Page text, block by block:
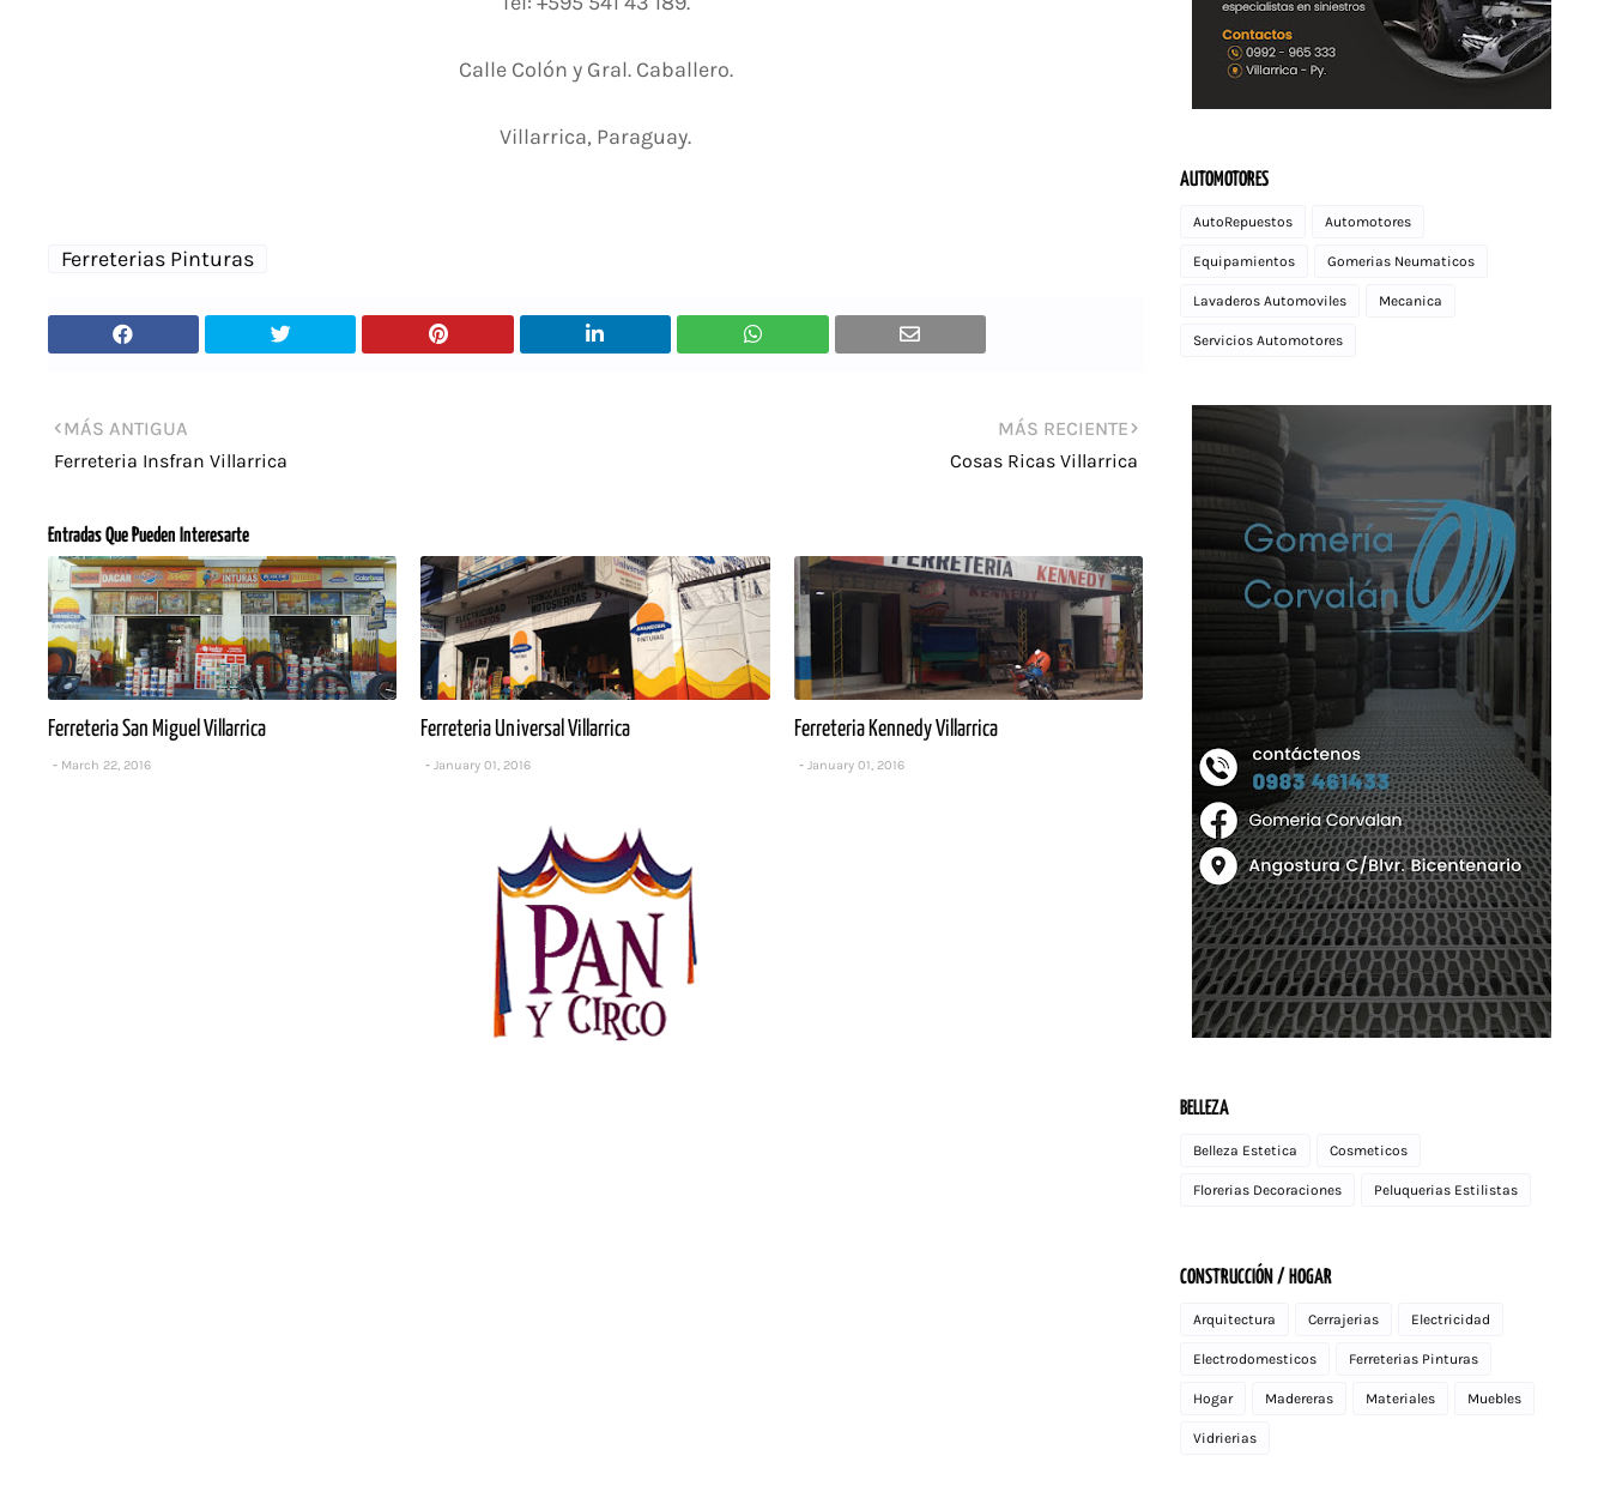
Calle Colón y Gral. Caballero.
Villarrica, Paraguay.
Ferreterias Pinturas
MÁS RECIENTE
Cosas Ricas Villarrica
MÁS ANTIGUA
Ferreteria Insfran Villarrica
Entradas Que Pueden Interesarte
Ferreteria San Miguel Villarrica
March 22, 2016
Ferreteria Universal Villarrica
January 01, 2016
Ferreteria Kennedy Villarrica
January 01, 2016
AUTOMOTORES
AutoRepuestos Automotores
Equipamientos Gomerias Neumaticos
Lavaderos Automoviles Mecanica
Servicios Automotores
BELLEZA
Belleza Estetica Cosmeticos
Florerias Decoraciones Peluquerias Estilistas
CONSTRUCCIÓN / HOGAR
Arquitectura Cerrajerias Electricidad
Electrodomesticos Ferreterias Pinturas
Hogar Madereras Materiales Muebles
Vidrierias